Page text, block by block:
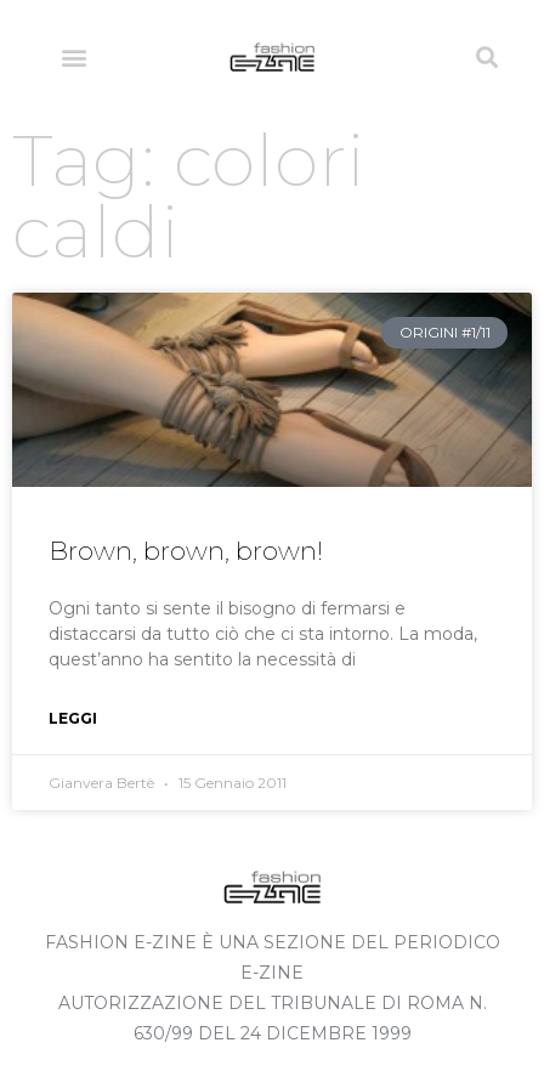
Tag: colori
caldi
ORIGINI #1/11
Brown, brown, brown!
Ogni tanto si sente il bisogno di fermarsi e
distaccarsi da tutto ciò che ci sta intorno. La moda,
quest’anno ha sentito la necessità di
LEGGI
Gianvera Bertè 15 Gennaio 2011
FASHION E-ZINE È UNA SEZIONE DEL PERIODICO
E-ZINE
AUTORIZZAZIONE DEL TRIBUNALE DI ROMA N.
630/99 DEL 24 DICEMBRE 1999